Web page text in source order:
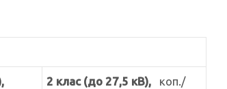
2 клас (до 27,5 кВ), коп./